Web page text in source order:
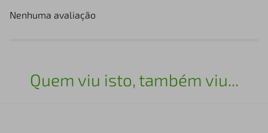
Nenhuma avaliação
Quem viu isto, também viu...